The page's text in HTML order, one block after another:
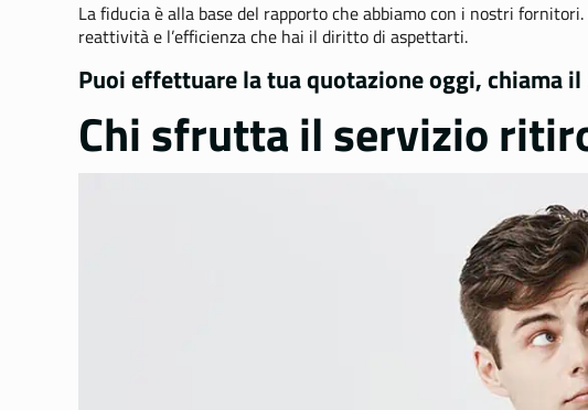
La fiducia è alla base del rapporto che abbiamo con i nostri
reattività e l’efficienza che hai il diritto di aspettarti.
Puoi effettuare la tua quotazione oggi, chiama il
Chi sfrutta il servizio